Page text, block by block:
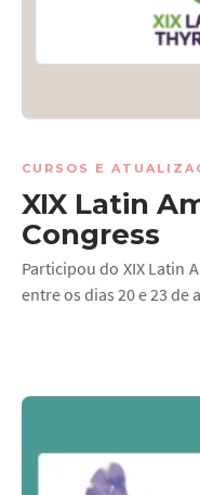
CURSOS E
XIX Latin
Congress
Participou do XIX Latin
entre os dias 20 e 23 de